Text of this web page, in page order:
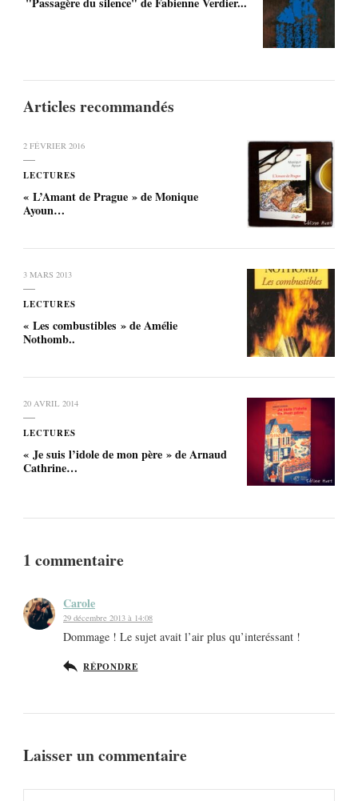
Articles recommandés
2 FÉVRIER 2016
LECTURES
« L’Amant de Prague » de Monique
Ayoun…
3 MARS 2013
LECTURES
« Les combustibles » de Amélie
Nothomb..
20 AVRIL 2014
LECTURES
« Je suis l’idole de mon père » de Arnaud
Cathrine…
1 commentaire
Carole
29 décembre 2013 à 14:08
Dommage ! Le sujet avait l’air plus qu’interéssant !
RÉPONDRE
Laisser un commentaire